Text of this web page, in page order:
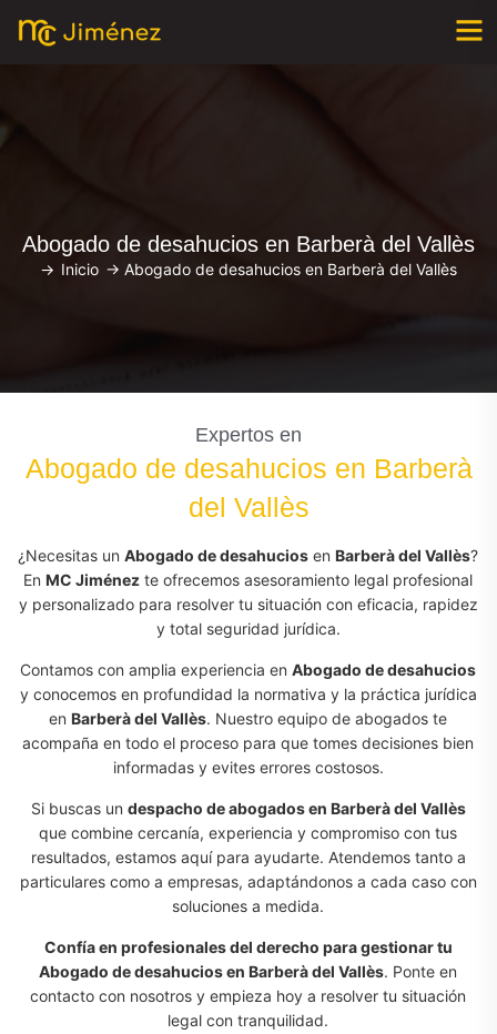
Abogado de desahucios en Barberà del Vallès
-> Inicio -> Abogado de desahucios en Barberà del Vallès
Expertos en
Abogado de desahucios en Barberà
del Vallès
¿Necesitas unAbogado de desahucios enBarberà del Vallès?
EnMC Jiménez te ofrecemos asesoramiento legal profesional
y personalizado para resolver tu situación con eficacia, rapidez
y total seguridad jurídica.
Contamos con amplia experiencia enAbogado de desahucios
y conocemos en profundidad la normativa y la práctica jurídica
enBarberà del Vallès. Nuestro equipo de abogados te
acompaña en todo el proceso para que tomes decisiones bien
informadas y evites errores costosos.
Si buscas un despacho de abogados en Barberà del Vallès
que combine cercanía, experiencia y compromiso con tus
resultados, estamos aquí para ayudarte. Atendemos tanto a
particulares como a empresas, adaptándonos a cada caso con
soluciones a medida.
Confía en profesionales del derecho para gestionar tu
Abogado de desahucios en Barberà del Vallès. Ponte en
contacto con nosotros y empieza hoy a resolver tu situación
legal con tranquilidad.